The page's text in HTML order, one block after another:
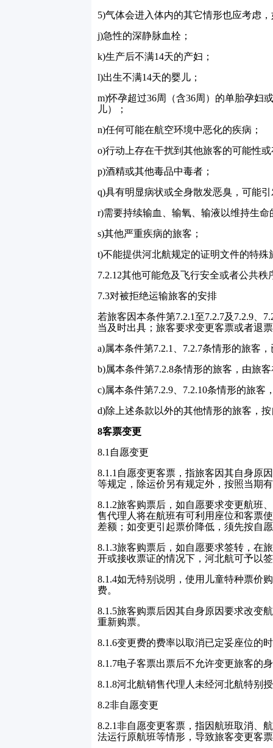
5)气体会进入体内的其它情形也应考虑
j)急性的深静脉血栓；
k)生产后不满14天的产妇；
l)出生不满14天的婴儿；
m)怀孕超过36周（含36周）的单胎孕妇
儿）；
n)任何可能在航空环境中恶化的疾病；
o)行动上存在干扰到其他旅客的可能性
p)酒精或其他毒品中毒者；
q)具有明显病状或全身散发恶臭，可能
r)需要持续输血、输氧、输液以维持生命
s)其他严重疾病的旅客；
t)不能提供河北航规定的证明文件的特殊
7.2.12其他可能危及飞行安全或者公共秩
7.3对被拒绝运输旅客的安排
若旅客因本条件第7.2.1至7.2.7及 7.2.9
当及时出具；旅客要求变更客票或者退
a)属本条件第7.2.1 7.2.7条情形的旅客
b)属本条件第7.2.8条情形的旅客，由旅
c)属本条件第7.2.9 7.2.10条情形的旅客
d)除上述条款以外的其他情形的旅客，
8客票变更
8.1 自愿变更
8.1.1 自愿变更客票，指旅客因其自身原
等规定，除运价另有规定外，按照当期
8.1.2旅客购票后，如自愿要求变更航班
售代理人将在航班有可利用座位和客票
差额；如变更引起票价降低，须先按自
8.1.3旅客购票后，如自愿要求签转，在
开或接收票证的情况下，河北航可予以
8.1.4如无特别说明，使用儿童特种票价
费。
8.1.5旅客购票后因其自身原因要求改变
重新购票。
8.1.6变更费的费率以取消已定妥座位的
8.1.7电子客票出票后不允许变更旅客的
8.1.8河北航销售代理人未经河北航特别
8.2非自愿变更
8.2.1非自愿变更客票，指因航班取消、
法运行原航班等情形，导致旅客变更客